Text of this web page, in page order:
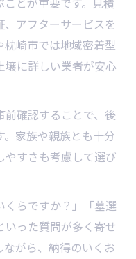
アフターサービスを
崎市では地域密着型
壌に詳しい業者が安心
前確認することで、後
家族や親族とも十分
すさも考慮して選び
くらですか？」「墓選
った質問が多く寄せ
がら、納得のいくお